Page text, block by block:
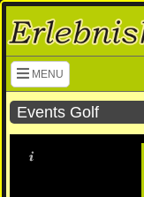
MENU
Navigation überspringen
Events Golf